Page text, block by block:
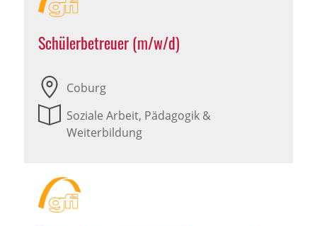
Schülerbetreuer (m/w/d)
Coburg
Soziale Arbeit, Pädagogik &
Weiterbildung